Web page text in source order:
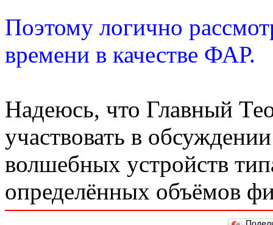
Поэтому логично
времени в качестве ФАР.
Надеюсь, что Главный
участвовать в
волшебных устройств
определённых объёмов